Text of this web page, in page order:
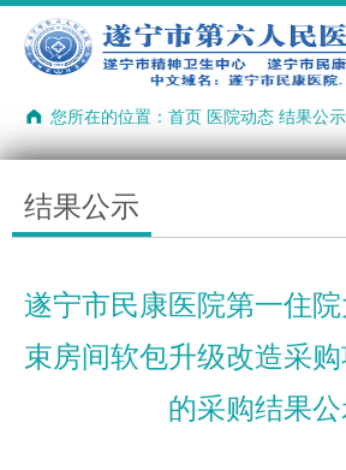
您所在的位置：首页 医院动态 结果公示
结果公示
遂宁市民康医院第一住
束房间软包升级改造采购
的采购结果